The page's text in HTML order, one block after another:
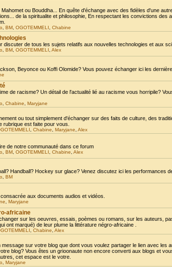
ou Bouddha... En quête d'échange avec des fidèles d'une
de la spiritualite et philosophie, En respectant les convictions des
BM OGOTEMMELI Chabine
discuter de tous les sujets relatifs aux nouvelles technologies et aux
BM OGOTEMMELI Alex
Beyonce ou Koffi Olomide? Vous pouvez échanger ici les
de racisme? Un détail de l'actualité lié au racisme vous horripile?
Chabine Maryjane
ou tout simplement d'échanger sur des faits de culture, des
rubrique est faite pour vous.
Chabine Maryjane Alex
de notre communauté dans ce forum
BM OGOTEMMELI Chabine Alex
Handball? Hockey sur glace? Venez discutez ici les performances
BM
aux documents audios et vidéos.
Maryjane
africaine
sur les oeuvres, essais, poèmes ou romans, sur les auteurs,
ont marqué) de leur plume la littérature négro-africaine .
Chabine Alex
message sur votre blog que dont vous voulez partager le lien avec les
blog? Vous êtes un grioonaute non encore converti aux blogs et
cet espace est le votre.
Maryjane